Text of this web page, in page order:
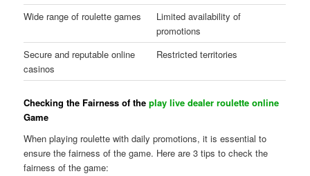
Wide range of roulette games
Limited availability of
promotions
Secure and reputable online
casinos
Restricted territories
Checking the Fairness of theplay live dealer roulette online
Game
When playing roulette with daily promotions, it is essential to
ensure the fairness of the game. Here are 3 tips to check the
fairness of the game: